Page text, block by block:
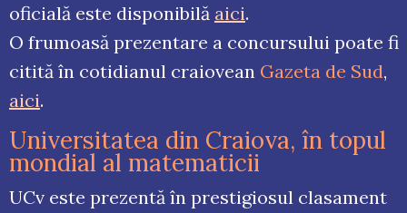
oficială este disponibilă aici.
O frumoasă prezentare a concursului poate fi
citită în cotidianul craiovean Gazeta de Sud,
aici.
Universitatea din Craiova, în topul
mondial al matematicii
UCv este prezentă în prestigiosul clasament